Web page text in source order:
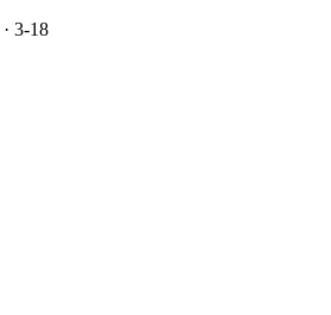
· 3-18